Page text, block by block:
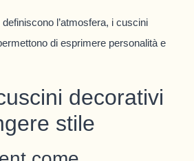
l’atmosfera, i cuscini
di esprimere personalità e
decorativi
stile